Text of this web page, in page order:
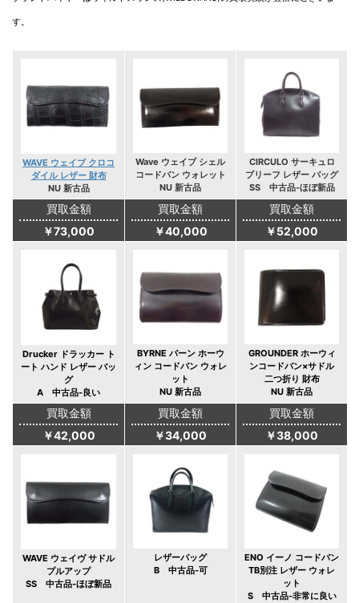
す。
WAVE ウェイブ クロコ
ダイル レザー 財布
NU 新古品
Wave ウェイブ シェル
コードバン ウォレット
NU 新古品
CIRCULO サーキュロ
ブリーフ レザー バッグ
SS 中古品-ほぼ新品
買取金額
￥73,000
買取金額
￥40,000
買取金額
￥52,000
Drucker ドラッカー ト
ート ハンド レザー バッ
グ
A 中古品-良い
BYRNE バーン ホーウ
ィン コードバン ウォレ
ット
NU 新古品
GROUNDER ホーウィ
ンコードバン×サドル
二つ折り 財布
NU 新古品
買取金額
￥42,000
買取金額
￥34,000
買取金額
￥38,000
WAVE ウェイヴ サドル
プルアップ
SS 中古品-ほぼ新品
レザーバッグ
B 中古品-可
ENO イーノ コードバン
TB別注 レザー ウォレ
ット
S 中古品-非常に良い